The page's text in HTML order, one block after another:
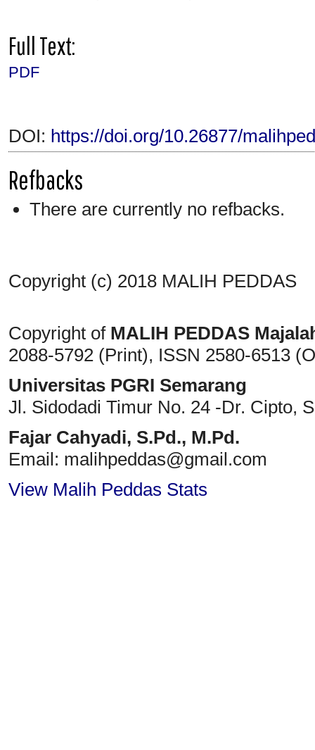
Full Text:
PDF
DOI: https://doi.org/10.26877/
Refbacks
There are currently no refbacks.
Copyright (c) 2018 MALIH PEDDAS
Copyright ofMALIH PEDDAS
2088-5792 (Print), ISSN 2580-6513
Universitas PGRI Semarang
Jl. Sidodadi Timur No. 24 -Dr. Cipto,
Fajar Cahyadi, S.Pd., M.Pd.
Email: malihpeddas@gmail.com
View Malih Peddas Stats